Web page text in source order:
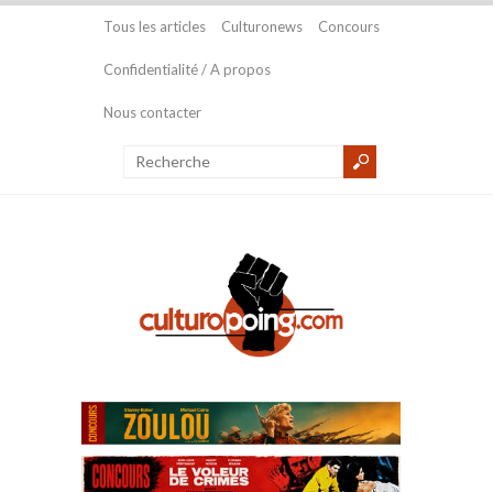
Tous les articles Culturonews Concours
Confidentialité / A propos
Nous contacter